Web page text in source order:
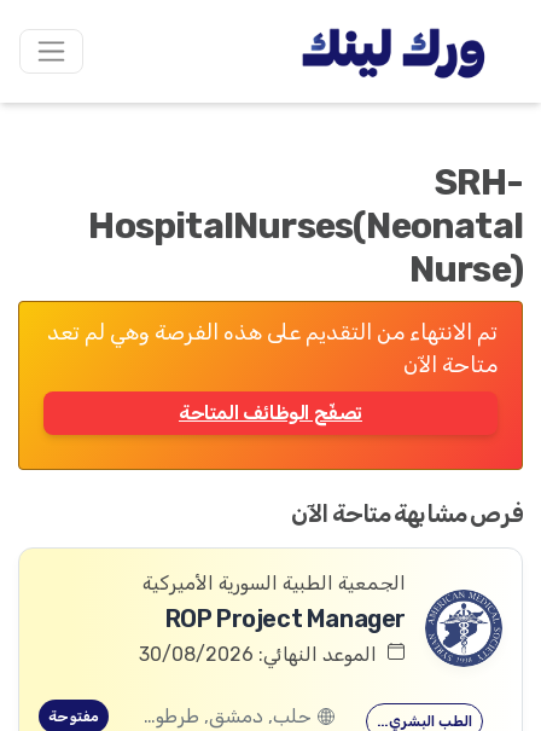
SRH-
HospitalNurses(Neonatal
Nurse)
تم الانتهاء من التقديم على هذه الفرصة وهي لم تعد
متاحة الآن
تصفّح الوظائف المتاحة
فرص مشابهة متاحة الآن
الجمعية الطبية السورية الأميركية
ROP Project Manager
الموعد النهائي: 30/08/2026
الطب البشري… حلب, دمشق, طرطوس, ريف دمشق, ديرالزور, درعا, السويداء, إدلب, القنيطرة, اللاذقية, الرقة, حمص, الحسكة, حماة مفتوحة